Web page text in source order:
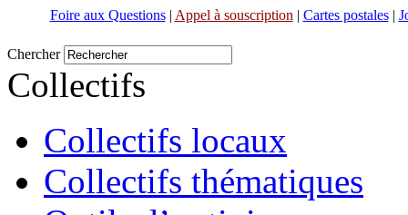
Foire aux Questions| Appel à souscription | Cartes postales|
Chercher
Collectifs
Collectifs locaux
Collectifs thématiques